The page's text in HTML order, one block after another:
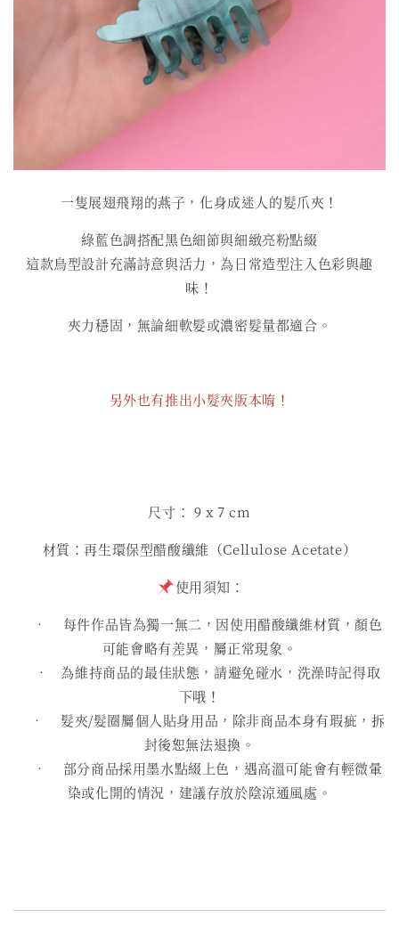
一隻展翅飛翔的燕子，化身成迷人的髮爪夾！
綠藍色調搭配黑色細節與細緻亮粉點綴
這款鳥型設計充滿詩意與活力，為日常造型注入色彩與趣
味！
夾力穩固，無論細軟髮或濃密髮量都適合。
另外也有推出小髮夾版本唷！
尺寸： 9 x 7 cm
材質：再生環保型醋酸纖維（Cellulose Acetate）
使用須知：
• 每件作品皆為獨一無二，因使用醋酸纖維材質，顏色
可能會略有差異，屬正常現象。
• 為維持商品的最佳狀態，請避免碰水，洗澡時記得取
下哦！
• 髮夾/髮圈屬個人貼身用品，除非商品本身有瑕疵，拆
封後恕無法退換。
• 部分商品採用墨水點綴上色，遇高溫可能會有輕微暈
染或化開的情況，建議存放於陰涼通風處。